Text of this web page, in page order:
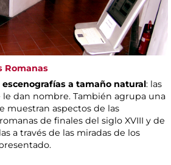
Romanas
escenografías a tamaño natural: las
le dan nombre. También agrupa una
muestran aspectos de las
de finales del siglo XVIII y de
a través de las miradas de los